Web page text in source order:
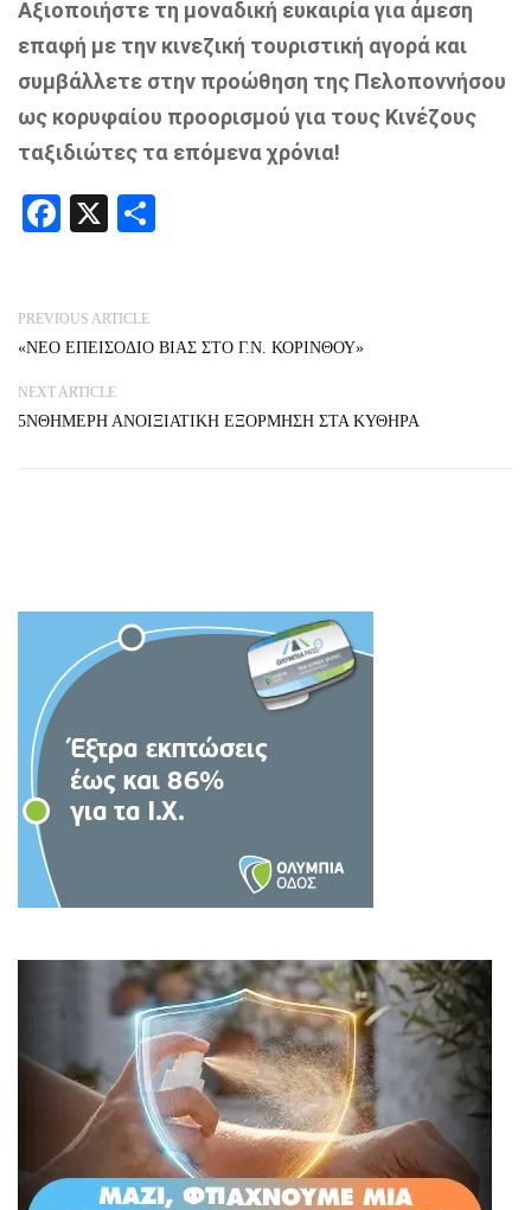
Αξιοποιήστε τη μοναδική ευκαιρία για άμεση
επαφή με την κινεζική τουριστική αγορά και
συμβάλλετε στην προώθηση της Πελοποννήσου
ως κορυφαίου προορισμού για τους Κινέζους
ταξιδιώτες τα επόμενα χρόνια!
Facebook
X
PREVIOUS ARTICLE
«ΝΕΟ ΕΠΕΙΣΟΔΙΟ ΒΙΑΣ ΣΤΟ Γ.Ν. ΚΟΡΙΝΘΟΥ»
NEXT ARTICLE
5ΝΘΗΜΕΡΗ ΑΝΟΙΞΙΑΤΙΚΗ ΕΞΟΡΜΗΣΗ ΣΤΑ ΚΥΘΗΡΑ